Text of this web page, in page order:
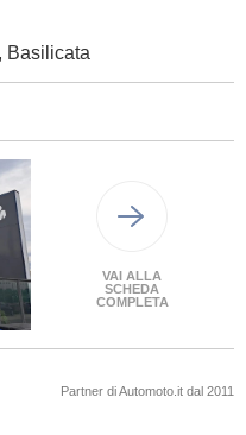
Basilicata
VAI ALLA
SCHEDA
COMPLETA
Partner di Automoto.it dal 2011